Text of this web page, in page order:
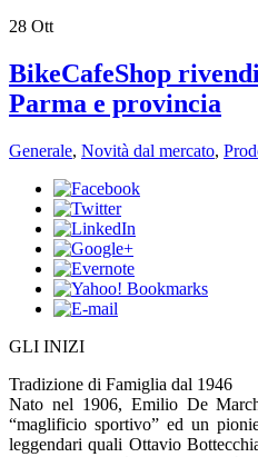
28 Ott
BikeCafeShop
Parma e provincia
Generale, Novità dal mercato,
​GLI INIZI
Tradizione di Famiglia dal 1946
Nato nel 1906, Emilio De
“maglificio sportivo” ed un
leggendari quali Ottavio